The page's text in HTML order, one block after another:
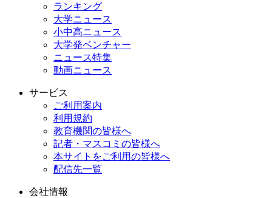
ランキング
大学ニュース
小中高ニュース
大学発ベンチャー
ニュース特集
動画ニュース
サービス
ご利用案内
利用規約
教育機関の皆様へ
記者・マスコミの皆様へ
本サイトをご利用の皆様へ
配信先一覧
会社情報